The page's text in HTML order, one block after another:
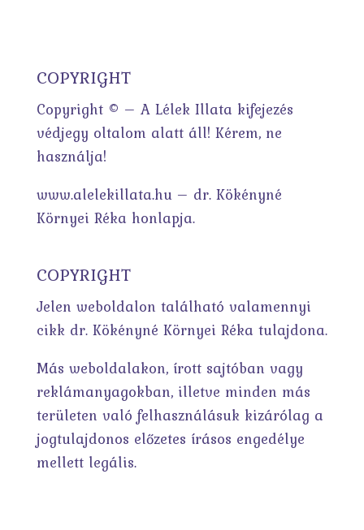
COPYRIGHT
Copyright © – A Lélek Illata kifejezés
védjegy oltalom alatt áll! Kérem, ne
használja!
www.alelekillata.hu – dr. Kökényné
Környei Réka honlapja.
COPYRIGHT
Jelen weboldalon található valamennyi
cikk dr. Kökényné Környei Réka tulajdona.
Más weboldalakon, írott sajtóban vagy
reklámanyagokban, illetve minden más
területen való felhasználásuk kizárólag a
jogtulajdonos előzetes írásos engedélye
mellett legális.